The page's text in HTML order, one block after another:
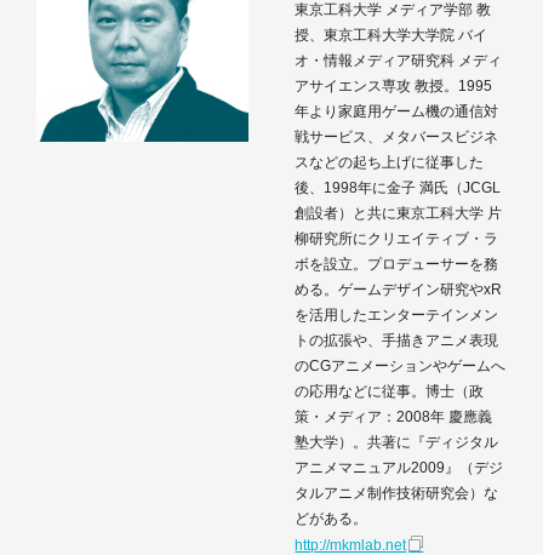
東京工科大学 メディア学部 教
授、東京工科大学大学院 バイ
オ・情報メディア研究科 メディ
アサイエンス専攻 教授。1995
年より家庭用ゲーム機の通信対
戦サービス、メタバースビジネ
スなどの起ち上げに従事した
後、1998年に金子 満氏（JCGL
創設者）と共に東京工科大学 片
柳研究所にクリエイティブ・ラ
ボを設立。プロデューサーを務
める。ゲームデザイン研究やxR
を活用したエンターテインメン
トの拡張や、手描きアニメ表現
のCGアニメーションやゲームへ
の応用などに従事。博士（政
策・メディア：2008年 慶應義
塾大学）。共著に『ディジタル
アニメマニュアル2009』（デジ
タルアニメ制作技術研究会）な
どがある。
http://mkmlab.net